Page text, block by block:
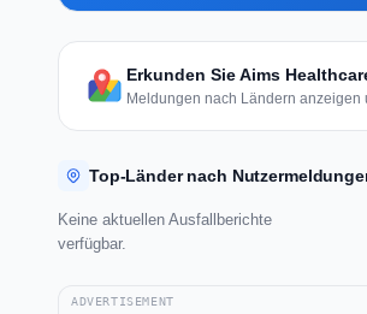
Erkunden Sie Aims
Meldungen nach Ländern
Top-Länder nach
Keine aktuellen Ausfallberichte
verfügbar.
ADVERTISEMENT